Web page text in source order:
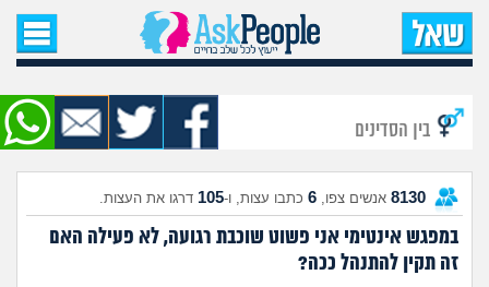
עמוד הבית
שאל שאלה
שאלות חדשות
שאלות שעוררו עניין
בין הסדינים
8130 אנשים צפו, 6 כתבו עצות, ו-105 דרגו את העצות.
במפגש אינטימי אני פשוט שוכבת רגועה, לא פעילה האם
זה תקין להתנהל ככה?